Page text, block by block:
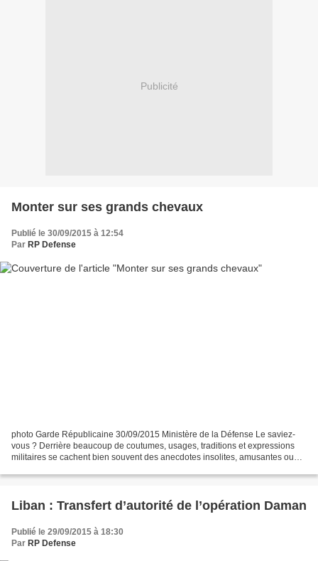
Publicité
Monter sur ses grands chevaux
Publié le 30/09/2015 à 12:54
Par RP Defense
photo Garde Républicaine 30/09/2015 Ministère de la Défense Le saviez-
vous ? Derrière beaucoup de coutumes, usages, traditions et expressions
militaires se cachent bien souvent des anecdotes insolites, amusantes ou
Liban : Transfert d’autorité de l’opération Daman
Publié le 29/09/2015 à 18:30
Par RP Defense